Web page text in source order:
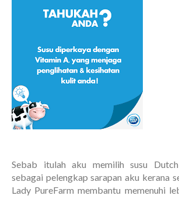
Sebab itulah aku memilih susu
sebagai pelengkap sarapan aku kerana
Lady PureFarm membantu memenuhi